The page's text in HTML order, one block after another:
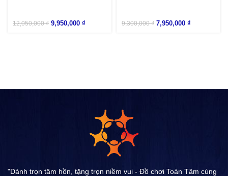
12,050,000₫ 9,950,000 ₫ 9,300,000₫ 7,950,000 ₫
"Dành trọn tâm hồn, tặng trọn niềm vui - Đồ chơi Toàn Tâm cùng